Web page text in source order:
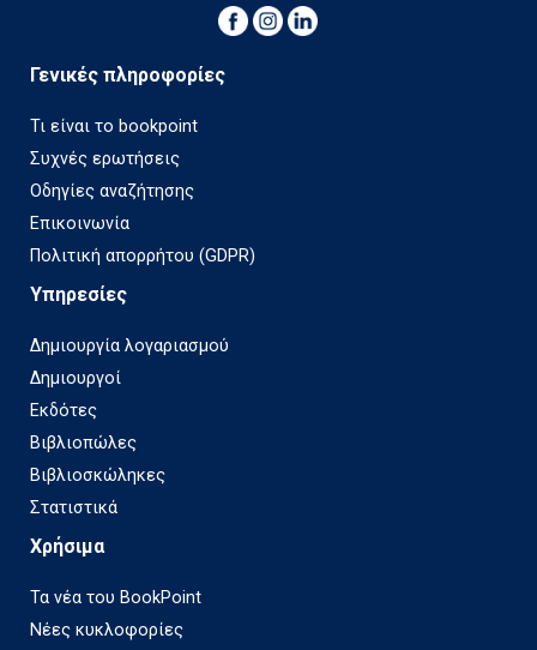
Γενικές πληροφορίες
Τι είναι το bookpoint
Συχνές ερωτήσεις
Οδηγίες αναζήτησης
Επικοινωνία
Πολιτική απορρήτου (GDPR)
Υπηρεσίες
Δημιουργία λογαριασμού
Δημιουργοί
Εκδότες
Βιβλιοπώλες
Βιβλιοσκώληκες
Στατιστικά
Χρήσιμα
Τα νέα του BookPoint
Νέες κυκλοφορίες